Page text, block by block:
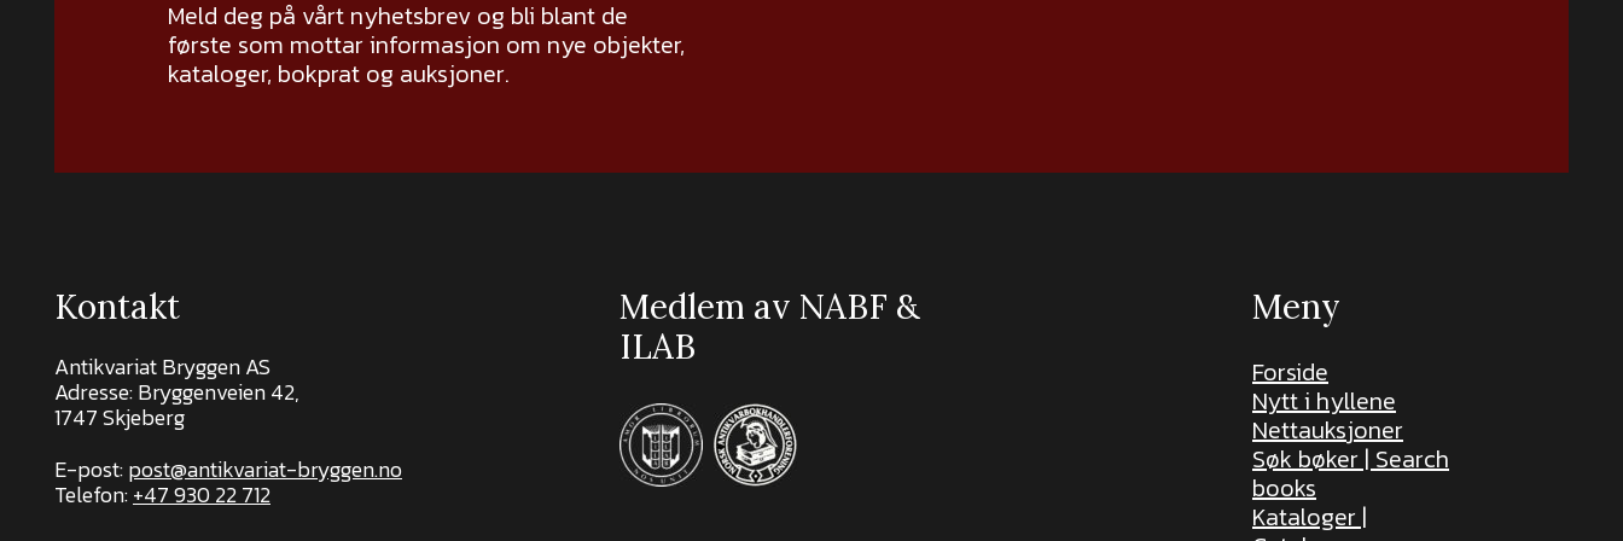
Meld deg på vårt nyhetsbrev og bli blant de
første som mottar informasjon om nye objekter,
kataloger, bokprat og auksjoner.
Kontakt
Antikvariat Bryggen AS
Adresse: Bryggenveien 42,
1747 Skjeberg
E-post:post@antikvariat-bryggen.no
Telefon:+47 930 22 712
Medlem av NABF &
ILAB
Meny
Forside
Nytt i hyllene
Nettauksjoner
Søk bøker | Search
books
Kataloger |